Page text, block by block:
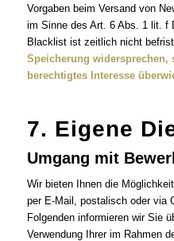
Vorgaben beim Versand von
im Sinne des Art. 6 Abs. 1 lit. f
Blacklist ist zeitlich nicht
Speicherung widersprechen,
berechtigtes Interesse
7. Eigene
Umgang mit
Wir bieten Ihnen die
per E-Mail, postalisch oder via
Folgenden informieren wir Sie
Verwendung Ihrer im Rahmen